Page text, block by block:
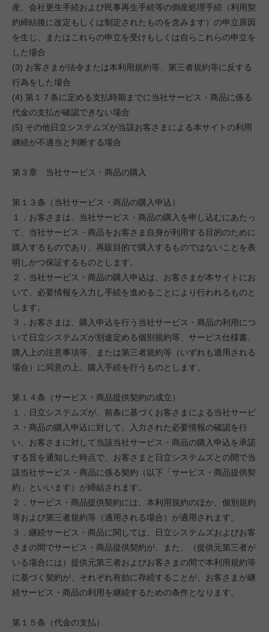
産、会社更生手続および民事再生手続等の倒産処理手続（利用契
約締結後に改定もしくは制定されたものを含みます）の申立原因
を生じ、またはこれらの申立を受けもしくは自らこれらの申立を
した場合
(3) お客さまが法令または本利用規約等、第三者規約等に反する
行為をした場合
(4) 第１７条に定める支払時期までに当社サービス・商品に係る
代金の支払が確認できない場合
(5) その他日立システムズが当該お客さまによる本サイトの利用
継続が不適当と判断する場合
第３章 当社サービス・商品の購入
第１３条（当社サービス・商品の購入申込）
１．お客さまは、当社サービス・商品の購入を申し込むにあたっ
て、当社サービス・商品をお客さま自身が利用する目的のために
購入するものであり、再販目的で購入するものではないことを表
明しかつ保証するものとします。
２．当社サービス・商品の購入申込は、お客さまが本サイトにお
いて、必要情報を入力し手続を進めることにより行われるものと
します。
３．お客さまは、購入申込を行う当社サービス・商品の利用につ
いて日立システムズが別途定める個別規約等、サービス仕様書、
購入上の注意事項等、または第三者規約等（いずれも適用される
場合）に同意の上、購入手続を行うものとします。
第１４条（サービス・商品提供契約の成立）
１．日立システムズが、前条に基づくお客さまによる当社サービ
ス・商品の購入申込に対して、入力された必要情報の確認を行
い、お客さまに対して当該当社サービス・商品の購入申込を承諾
する旨を通知した時点で、お客さまと日立システムズとの間で当
該当社サービス・商品に係る契約（以下「サービス・商品提供契
約」といいます）が締結されます。
２．サービス・商品提供契約には、本利用規約のほか、個別規約
等および第三者規約等（適用される場合）が適用されます。
３．継続サービス・商品に関しては、日立システムズおよびお客
さまの間でサービス・商品提供契約が、また、（提供元第三者が
いる場合には）提供元第三者およびお客さまの間で本利用規約等
に基づく契約が、それぞれ有効に存続することが、お客さまが継
続サービス・商品の利用を継続するための条件となります。
第１５条（代金の支払）